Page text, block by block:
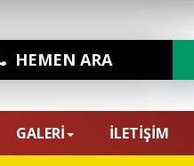
HEMEN ARA
GALERİ İLETİŞİM